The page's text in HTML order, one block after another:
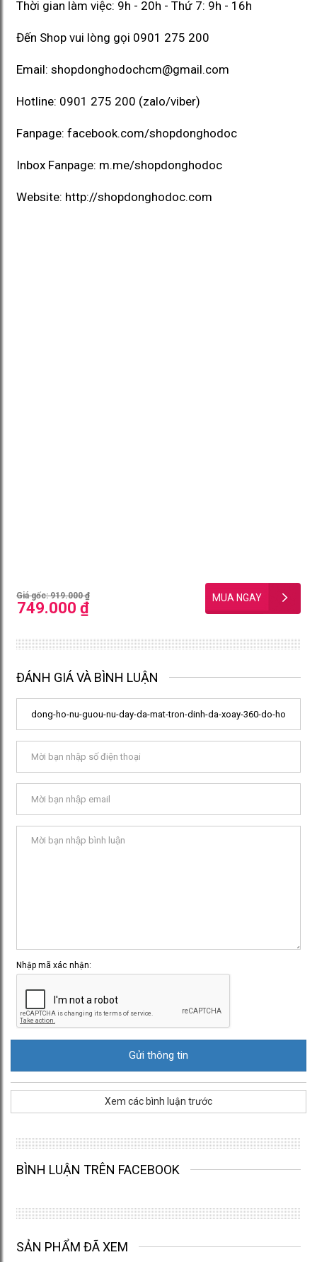
Thời gian làm việc: 9h - 20h - Thứ 7: 9h - 16h
Đến Shop vui lòng gọi 0901 275 200
Email: shopdonghodochcm@gmail.com
Hotline: 0901 275 200 (zalo/viber)
Fanpage: facebook.com/shopdonghodoc
Inbox Fanpage: m.me/shopdonghodoc
Website: http://shopdonghodoc.com
Giá gốc: 919.000 ₫
749.000 ₫
ĐÁNH GIÁ VÀ BÌNH LUẬN
Nhập mã xác nhận:
Xem các bình luận trước
BÌNH LUẬN TRÊN FACEBOOK
SẢN PHẨM ĐÃ XEM